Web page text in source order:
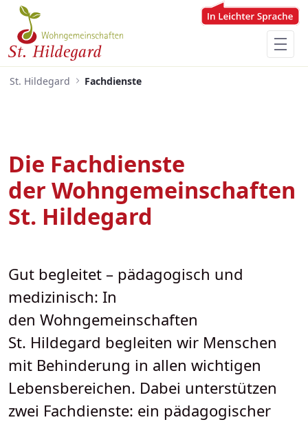
Zum Hauptinhalt springen
Menü für Barrierefreiheit öffnen
St. Hildegard Fachdienste
Die Fachdienste
der Wohngemeinschaften
St. Hildegard
​​​​​​​Gut begleitet – pädagogisch und
medizinisch: In
den Wohngemeinschaften
St. Hildegard begleiten wir Menschen
mit Behinderung in allen wichtigen
Lebensbereichen. Dabei unterstützen
zwei Fachdienste: ein pädagogischer